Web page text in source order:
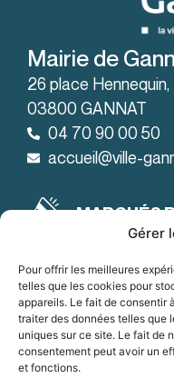
Gérer
Pour offrir les meilleures
telles que les cookies pour
appareils. Le fait de consentir
traiter des données telles que
uniques sur ce site. Le fait de
consentement peut avoir un
et fonctions.
Mairie de
26 place Hennequin,
03800 GANNAT
04 70 90 00 50
accueil@ville-
MARCHÉS
Horaires
Le lundi: de 08h30
Le mardi: de
Du mercredi au
de 8h30 à 12h et de